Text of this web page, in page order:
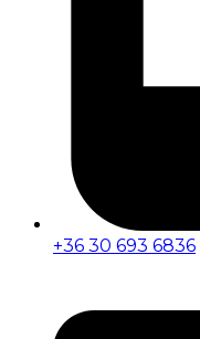
+36 30 693 6836